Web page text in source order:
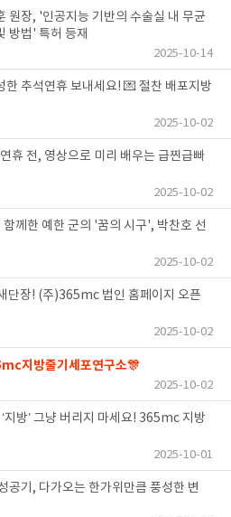
원장, '인공지능 기반의 수술실 내 무균
방법' 특허 등재
2025-10-14
한 추석연휴 보내세요! 💌 절찬 배포지방
2025-10-02
휴 전, 영상으로 미리 배우는 급찐급빠
2025-10-02
께한 예한 군의 '꿈의 시구', 박찬호 선
2025-10-02
단장! (주)365mc 법인 홈페이지 오픈
2025-10-02
지방줄기세포연구소🎊
2025-10-02
지방’ 그냥 버리지 마세요! 365mc 지방
2025-10-01
공기, 다가오는 한가위만큼 풍성한 변